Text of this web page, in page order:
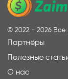
© 2022 - 2026 Все
Партнёры
Полезные
О нас